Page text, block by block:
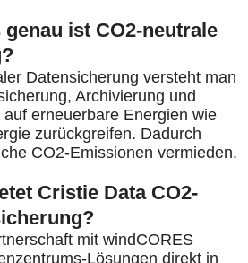
ist CO2-neutrale
Datensicherung versteht man
Archivierung und
erneuerbare Energien wie
zurückgreifen. Dadurch
CO2-Emissionen vermieden.
Cristie Data CO2-
mit windCORES
Lösungen direkt in